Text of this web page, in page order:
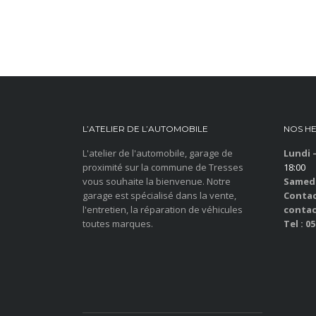
L’ATELIER DE L’AUTOMOBILE
L'atelier de l'automobile, garage de
proximité sur la commune de Tresses
vous souhaite la bienvenue. Notre
garage est spécialisé dans la vente,
l'entretien, la réparation de véhicules
toutes marques.
NOS
Lundi
18:00
Tel :